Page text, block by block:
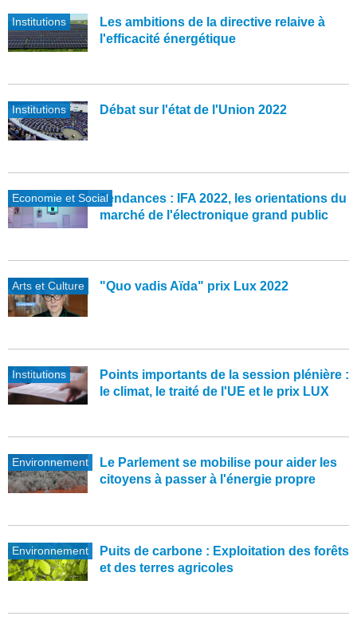
Institutions
Les ambitions de la directive relaive à
l'efficacité énergétique
Institutions Débat sur l'état de l'Union 2022
Economie et SocialTendances : IFA 2022, les orientations du
marché de l'électronique grand public
Arts et Culture "Quo vadis Aïda" prix Lux 2022
Institutions
Points importants de la session plénière :
le climat, le traité de l'UE et le prix LUX
Environnement
Le Parlement se mobilise pour aider les
citoyens à passer à l'énergie propre
Environnement
Puits de carbone : Exploitation des forêts
et des terres agricoles